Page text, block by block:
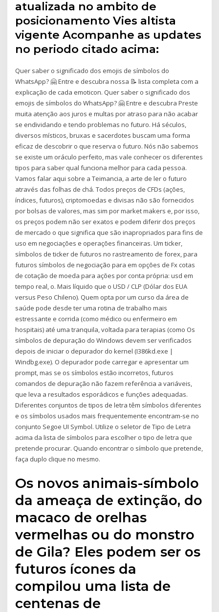
atualizada no ambito de
posicionamento Vies altista
vigente Acompanhe as updates
no periodo citado acima:
Quer saber o significado dos emojis de símbolos do
WhatsApp? 🤗 Entre e descubra nossa 📝 lista completa com a
explicação de cada emoticon. Quer saber o significado dos
emojis de símbolos do WhatsApp? 🤗 Entre e descubra Preste
muita atenção aos juros e multas por atraso para não acabar
se endividando e tendo problemas no futuro. Há séculos,
diversos místicos, bruxas e sacerdotes buscam uma forma
eficaz de descobrir o que reserva o futuro. Nós não sabemos
se existe um oráculo perfeito, mas vale conhecer os diferentes
tipos para saber qual funciona melhor para cada pessoa.
Vamos falar aqui sobre a Teimancia, a arte de ler o futuro
através das folhas de chá. Todos preços de CFDs (ações,
índices, futuros), criptomoedas e divisas não são fornecidos
por bolsas de valores, mas sim por market makers e, por isso,
os preços podem não ser exatos e podem diferir dos preços
de mercado o que significa que são inapropriados para fins de
uso em negociações e operações financeiras. Um ticker,
símbolos de ticker de futuros no rastreamento de forex, para
futuros símbolos de negociação para em opções de Fx cotas
de cotação de moeda para ações por conta própria: usd em
tempo real, o. Mais líquido que o USD / CLP (Dólar dos EUA
versus Peso Chileno). Quem opta por um curso da área de
saúde pode desde ter uma rotina de trabalho mais
estressante e corrida (como médico ou enfermeiro em
hospitais) até uma tranquila, voltada para terapias (como Os
símbolos de depuração do Windows devem ser verificados
depois de iniciar o depurador do kernel (I386kd.exe |
Windbg.exe). O depurador pode carregar e apresentar um
prompt, mas se os símbolos estão incorretos, futuros
comandos de depuração não fazem referência a variáveis,
que leva a resultados esporádicos e funções adequadas.
Diferentes conjuntos de tipos de letra têm símbolos diferentes
e os símbolos usados mais frequentemente encontram-se no
conjunto Segoe UI Symbol. Utilize o seletor de Tipo de Letra
acima da lista de símbolos para escolher o tipo de letra que
pretende procurar. Quando encontrar o símbolo que pretende,
faça duplo clique no mesmo.
Os novos animais-símbolo
da ameaça de extinção, do
macaco de orelhas
vermelhas ou do monstro
de Gila? Eles podem ser os
futuros ícones da
compilou uma lista de
centenas de